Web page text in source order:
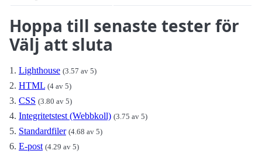
Hoppa till senaste tester för
Välj att sluta
Lighthouse (3.57 av 5)
HTML (4 av 5)
CSS (3.80 av 5)
Integritetstest (Webbkoll) (3.75 av 5)
Standardfiler (4.68 av 5)
E-post (4.29 av 5)